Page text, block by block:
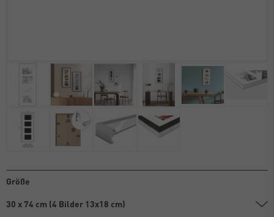
Größe
30 x 74 cm (4 Bilder 13x18 cm)